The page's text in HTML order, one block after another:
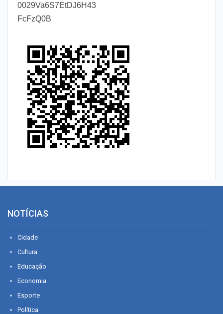
0029Va6S7EtDJ6H43
FcFzQ0B
NOTÍCIAS
Cidade
Cultura
Educação
Economia
Esporte
Política